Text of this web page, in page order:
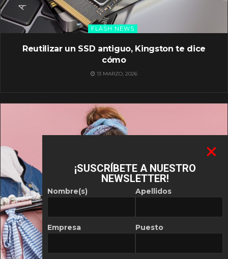
FLASH NEWS
Reutilizar un SSD antiguo, Kingston te dice
cómo
13 MARZO, 2026
¡SUSCRÍBETE A NUESTRO
NEWSLETTER!
Nombre(s)
Empresa
Apellidos
Puesto